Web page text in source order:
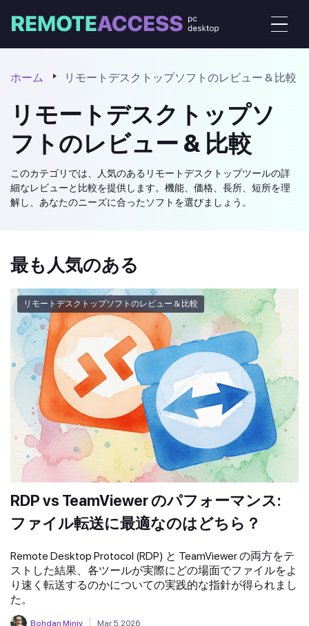
ホーム リモートデスクトップソフトのレビュー & 比較
リモートデスクトップソ
フトのレビュー & 比較
このカテゴリでは、人気のあるリモートデスクトップツールの詳
細なレビューと比較を提供します。機能、価格、長所、短所を理
解し、あなたのニーズに合ったソフトを選びましょう。
最も人気のある
RDP vs TeamViewer のパフォーマンス:
ファイル転送に最適なのはどちら？
リモートデスクトップソフトのレビュー & 比較
Remote Desktop Protocol (RDP) と TeamViewer の両方をテ
ストした結果、各ツールが実際にどの場面でファイルをよ
り速く転送するのかについての実践的な指針が得られまし
た。
Bohdan Miniv Mar 5, 2026